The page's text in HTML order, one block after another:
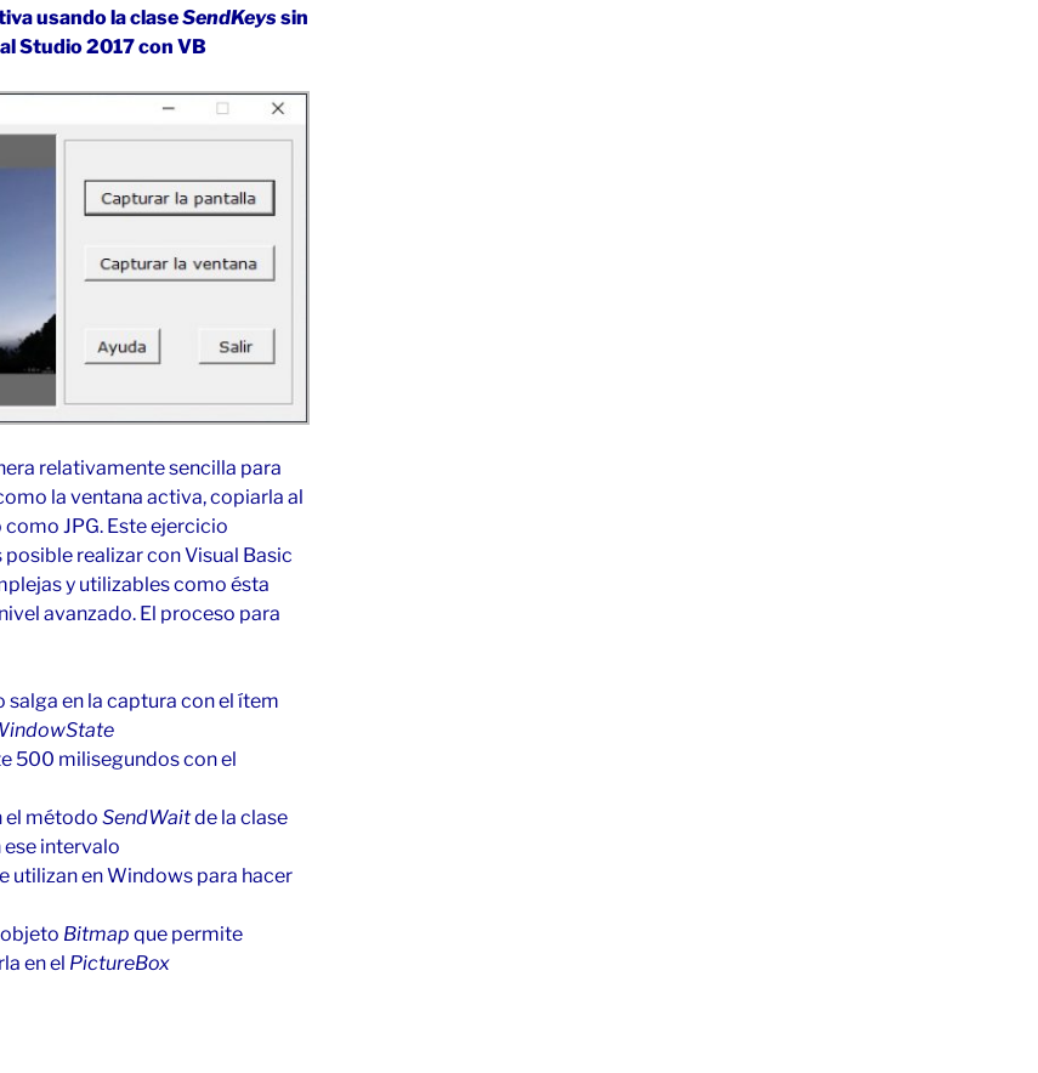
usando la claseSendKeys sin
Studio 2017 con VB
relativamente sencilla para
la ventana activa, copiarla al
JPG. Este ejercicio
realizar con Visual Basic
y utilizables como ésta
avanzado. El proceso para
en la captura con el ítem
500 milisegundos con el
el método SendWaitde la clase
intervalo
utilizan en Windows para hacer
Bitmap que permite
en el PictureBox